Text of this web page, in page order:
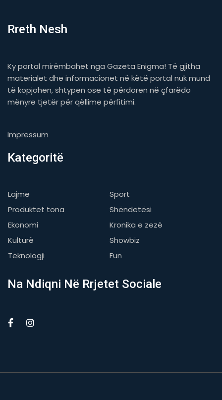
Rreth Nesh
Ky portal mirëmbahet nga Gazeta Enigma! Të gjitha
materialet dhe informacionet në këtë portal nuk mund
të kopjohen, shtypen ose të përdoren në çfarëdo
mënyre tjetër për qëllime përfitimi.
Impressum
Kategoritë
Lajme
Sport
Produktet tona
Shëndetësi
Ekonomi
Kronika e zezë
Kulturë
Showbiz
Teknologji
Fun
Na Ndiqni Në Rrjetet Sociale